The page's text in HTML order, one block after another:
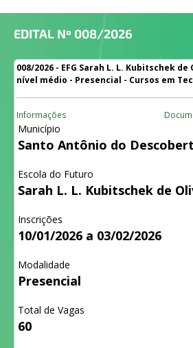
EDITAL Nº 008/2026
008/2026 - EFG Sarah L. L. Kubitschek
nível médio - Presencial - Cursos em
Informações
Município
Santo Antônio do
Escola do Futuro
Sarah L. L. Kubitschek de
Inscrições
10/01/2026 a 03/02/2026
Modalidade
Presencial
Total de Vagas
60